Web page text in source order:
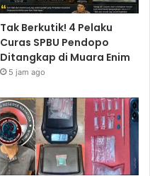
Tak Berkutik! 4 Pelaku
Curas SPBU Pendopo
Ditangkap di Muara Enim
5 jam ago